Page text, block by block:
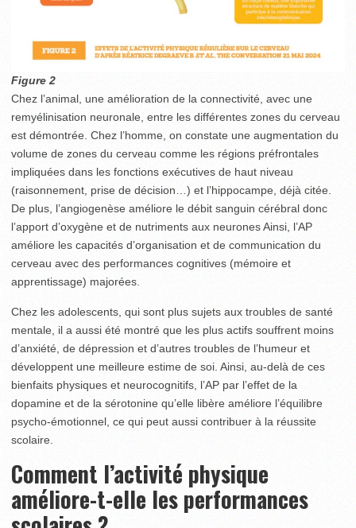
Figure 2
Chez l’animal, une amélioration de la connectivité, avec une
remyélinisation neuronale, entre les différentes zones du cerveau
est démontrée. Chez l’homme, on constate une augmentation du
volume de zones du cerveau comme les régions préfrontales
impliquées dans les fonctions exécutives de haut niveau
(raisonnement, prise de décision…) et l’hippocampe, déjà citée.
De plus, l’angiogenèse améliore le débit sanguin cérébral donc
l’apport d’oxygène et de nutriments aux neurones Ainsi, l’AP
améliore les capacités d’organisation et de communication du
cerveau avec des performances cognitives (mémoire et
apprentissage) majorées.
Chez les adolescents, qui sont plus sujets aux troubles de santé
mentale, il a aussi été montré que les plus actifs souffrent moins
d’anxiété, de dépression et d’autres troubles de l’humeur et
développent une meilleure estime de soi. Ainsi, au-delà de ces
bienfaits physiques et neurocognitifs, l’AP par l’effet de la
dopamine et de la sérotonine qu’elle libère améliore l’équilibre
psycho-émotionnel, ce qui peut aussi contribuer à la réussite
scolaire.
Comment l’activité physique
améliore-t-elle les performances